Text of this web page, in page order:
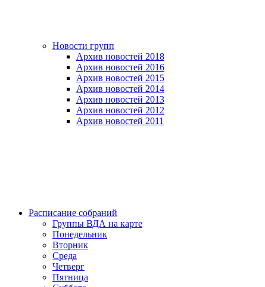
Новости групп
Архив новостей 2018
Архив новостей 2016
Архив новостей 2015
Архив новостей 2014
Архив новостей 2013
Архив новостей 2012
Архив новостей 2011
Расписание собраний
Группы ВДА на карте
Понедельник
Вторник
Среда
Четверг
Пятница